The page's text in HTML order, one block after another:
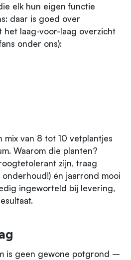
elk hun eigen functie
daar is goed over
het laag-voor-laag overzicht
onder ons):
mix van 8 tot 10 vetplantjes
. Waarom die planten?
zijn, traag
én jaarrond mooi
ingeworteld bij levering,
is geen gewone potgrond –